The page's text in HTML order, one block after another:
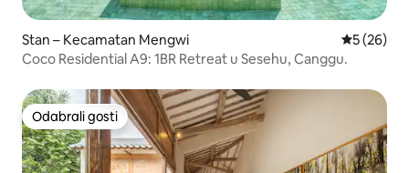
Stan – Kecamatan Mengwi Prosječna
5 (26)
Coco Residential A9: 1BR Retreat u Sesehu, Canggu.
Odabrali gosti
Odabrali gosti